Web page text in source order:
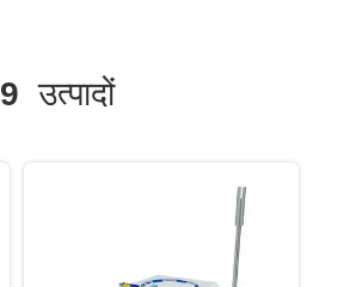
9 उत्पादों